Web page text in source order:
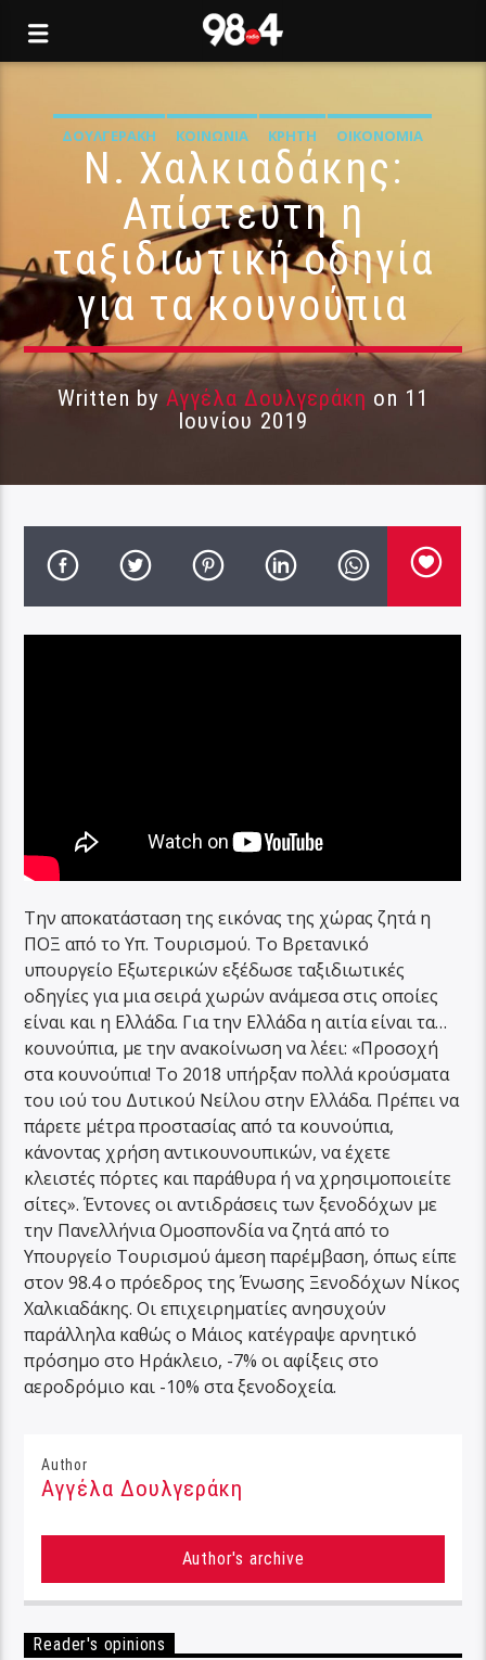
ΔΟΥΛΓΕΡΆΚΗ ΚΟΙΝΩΝΊΑ ΚΡΉΤΗ ΟΙΚΟΝΟΜΊΑ
Ν. Χαλκιαδάκης:
Απίστευτη η
ταξιδιωτική οδηγία
για τα κουνούπια
Written by Αγγέλα Δουλγεράκη on 11
Ιουνίου 2019
Την αποκατάσταση της εικόνας της χώρας ζητά η
ΠΟΞ από το Υπ. Τουρισμού. Το Βρετανικό
υπουργείο Εξωτερικών εξέδωσε ταξιδιωτικές
οδηγίες για μια σειρά χωρών ανάμεσα στις οποίες
είναι και η Ελλάδα. Για την Ελλάδα η αιτία είναι τα…
κουνούπια, με την ανακοίνωση να λέει: «Προσοχή
στα κουνούπια! Το 2018 υπήρξαν πολλά κρούσματα
του ιού του Δυτικού Νείλου στην Ελλάδα. Πρέπει να
πάρετε μέτρα προστασίας από τα κουνούπια,
κάνοντας χρήση αντικουνουπικών, να έχετε
κλειστές πόρτες και παράθυρα ή να χρησιμοποιείτε
σίτες». Έντονες οι αντιδράσεις των ξενοδόχων με
την Πανελλήνια Ομοσπονδία να ζητά από το
Υπουργείο Τουρισμού άμεση παρέμβαση, όπως είπε
στον 98.4 ο πρόεδρος της Ένωσης Ξενοδόχων Νίκος
Χαλκιαδάκης. Οι επιχειρηματίες ανησυχούν
παράλληλα καθώς ο Μάιος κατέγραψε αρνητικό
πρόσημο στο Ηράκλειο, -7% οι αφίξεις στο
αεροδρόμιο και -10% στα ξενοδοχεία.
Author
Αγγέλα Δουλγεράκη
Author's archive
Reader's opinions